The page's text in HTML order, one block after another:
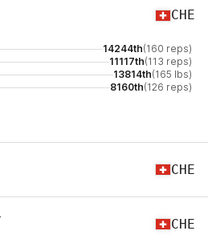
CHE
14244th(160 reps)
11117th(113 reps)
13814th(165 lbs)
8160th(126 reps)
CHE
CHE